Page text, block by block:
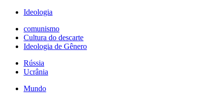
Ideologia
comunismo
Cultura do descarte
Ideologia de Gênero
Rússia
Ucrânia
Mundo